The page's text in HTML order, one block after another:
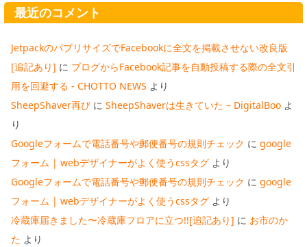
最近のコメント
JetpackのパブリサイズでFacebookに全文を掲載させない改良版
[追記あり] に ブログからFacebook記事を自動投稿する際の全文引
用を回避する - CHOTTO NEWS より
SheepShaver再び に SheepShaverは生きていた – DigitalBoo よ
り
Googleフォームで電話番号や郵便番号の規則チェック に google
フォーム | webデザイナーがよく使うcssタグ より
Googleフォームで電話番号や郵便番号の規則チェック に google
フォーム | webデザイナーがよく使うcssタグ より
冷蔵庫届きました〜冷蔵庫フロアに立つ!![追記あり] に お市のか
た より